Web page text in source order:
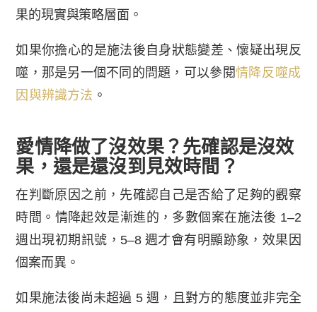
果的現實與策略層面。
如果你擔心的是施法後自身狀態變差、懷疑出現反
噬，那是另一個不同的問題，可以參閱情降反噬成
因與辨識方法 。
愛情降做了沒效果？先確認是沒效
果，還是還沒到見效時間？
在判斷原因之前，先確認自己是否給了足夠的觀察
時間。情降起效是漸進的，多數個案在施法後 1–2
週出現初期訊號，5–8 週才會有明顯跡象，效果因
個案而異。
如果施法後尚未超過 5 週，且對方的態度並非完全